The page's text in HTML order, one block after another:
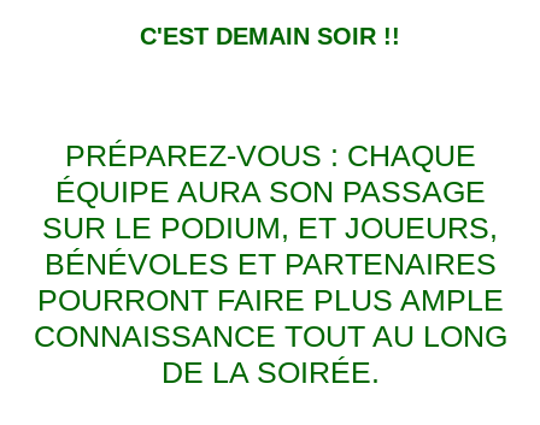
C'EST DEMAIN SOIR !!
PRÉPAREZ-VOUS : CHAQUE
ÉQUIPE AURA SON PASSAGE
SUR LE PODIUM, ET JOUEURS,
BÉNÉVOLES ET PARTENAIRES
POURRONT FAIRE PLUS AMPLE
CONNAISSANCE TOUT AU LONG
DE LA SOIRÉE.